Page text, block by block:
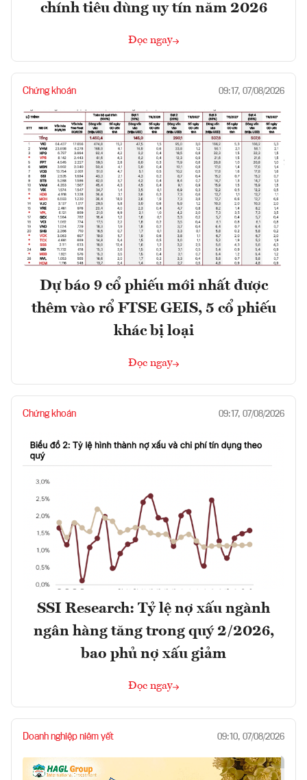
chính tiêu dùng uy tín năm 2026
Đọc ngay
Chứng khoán 09:17, 07/08/2026
Dự báo 9 cổ phiếu mới nhất được
thêm vào rổ FTSE GEIS, 5 cổ phiếu
khác bị loại
Đọc ngay
Chứng khoán 09:17, 07/08/2026
SSI Research: Tỷ lệ nợ xấu ngành
ngân hàng tăng trong quý 2/2026,
bao phủ nợ xấu giảm
Đọc ngay
Doanh nghiệp niêm yết 09:10, 07/08/2026